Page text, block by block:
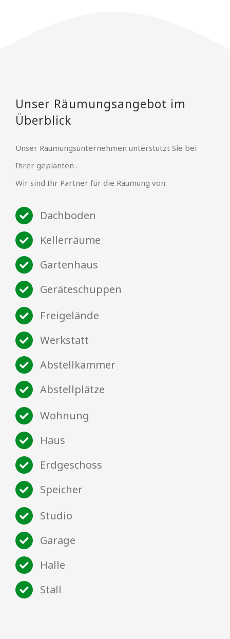
Unser Räumungsangebot im
Überblick
Unser Räumungsunternehmen unterstützt Sie bei
Ihrer geplanten .
Wir sind Ihr Partner für die Räumung von:
Dachboden
Kellerräume
Gartenhaus
Geräteschuppen
Freigelände
Werkstatt
Abstellkammer
Abstellplätze
Wohnung
Haus
Erdgeschoss
Speicher
Studio
Garage
Halle
Stall